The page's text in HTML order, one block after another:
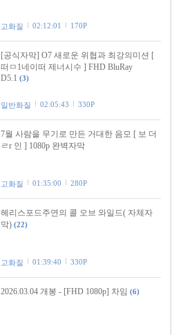
고화질 02:12:01 170P
[공식자막] O7 새로운 위협과 최강의미션 [
떠ㅁ1네이떠 제너시수 ] FHD BluRay
D5.1 (3)
일반화질 02:05:43 330P
7월 사람을 무기로 만든 거대한 음모 [ 보 더
ㄹr 인 ] 1080p 완벽자막
고화질 01:35:00 280P
헤리스포드주연의 콜 오브 와일드( 자체자
막) (22)
고화질 01:39:40 330P
2026.03.04 개봉 - [FHD 1080p] 차임 (6)